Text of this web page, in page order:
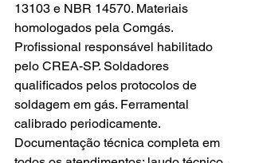
13103 e NBR 14570. Materiais
homologados pela Comgás.
Profissional responsável habilitado
pelo CREA-SP. Soldadores
qualificados pelos protocolos de
soldagem em gás. Ferramental
calibrado periodicamente.
Documentação técnica completa em